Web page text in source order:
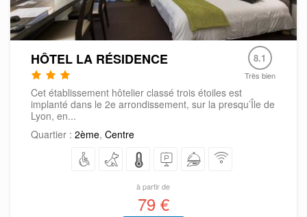
HÔTEL LA RÉSIDENCE 8.1
Très bien
Cet établissement hôtelier classé trois étoiles est
implanté dans le 2e arrondissement, sur la presqu’Île de
Lyon, en...
Quartier : 2ème, Centre
à partir de
79 €